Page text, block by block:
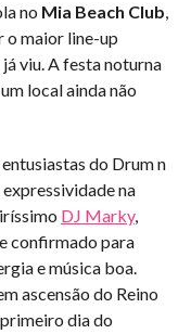
no Mia Beach Club,
o maior line-up
viu. A festa noturna
local ainda não
do Drum n
na
DJ Marky,
confirmado para
e música boa.
ascensão do Reino
dia do